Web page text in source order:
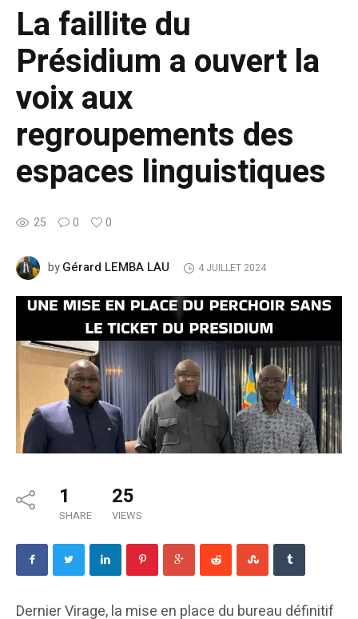
La faillite du
Présidium a ouvert la
voix aux
regroupements des
espaces linguistiques
25 0 0
byGérard LEMBA LAU 4 JUILLET 2024
1
SHARE
25
VIEWS
Dernier Virage, la mise en place du bureau définitif